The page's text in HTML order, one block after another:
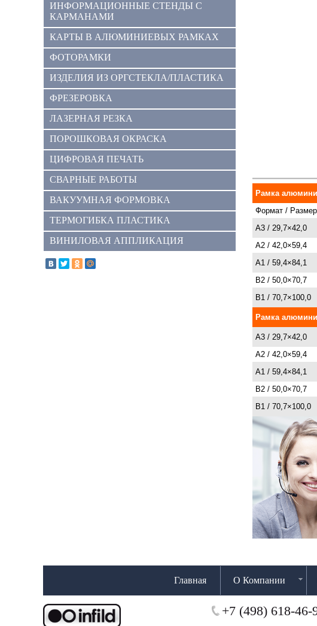
ИНФОРМАЦИОННЫЕ СТЕНДЫ С
КАРМАНАМИ
КАРТЫ В АЛЮМИНИЕВЫХ РАМКАХ
ФОТОРАМКИ
ИЗДЕЛИЯ ИЗ ОРГСТЕКЛА/ПЛАСТИКА
ФРЕЗЕРОВКА
ЛАЗЕРНАЯ РЕЗКА
ПОРОШКОВАЯ ОКРАСКА
ЦИФРОВАЯ ПЕЧАТЬ
СВАРНЫЕ РАБОТЫ
ВАКУУМНАЯ ФОРМОВКА
ТЕРМОГИБКА ПЛАСТИКА
ВИНИЛОВАЯ АППЛИКАЦИЯ
Рамка
Формат /
A3 / 29,7×42,0
A2 / 42,0×59,4
A1 / 59,4×84,1
B2 / 50,0×70,7
B1 / 70,7×100,0
Рамка
A3 / 29,7×42,0
A2 / 42,0×59,4
A1 / 59,4×84,1
B2 / 50,0×70,7
B1 / 70,7×100,0
Главная О Компании
+7 (498) 618-46-